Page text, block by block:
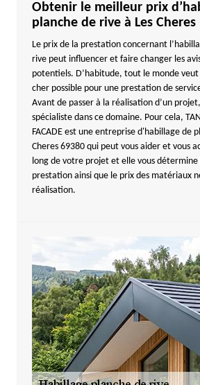
Obtenir le meilleur prix
planche de rive à Les Cheres
Le prix de la prestation concernant
rive peut influencer et faire changer les
potentiels. D’habitude, tout le monde
cher possible pour une prestation de
Avant de passer à la réalisation d’un
spécialiste dans ce domaine. Pour cela,
FACADE est une entreprise d'habillage de
Cheres 69380 qui peut vous aider et vous
long de votre projet et elle vous détermine
prestation ainsi que le prix des matériaux
réalisation.